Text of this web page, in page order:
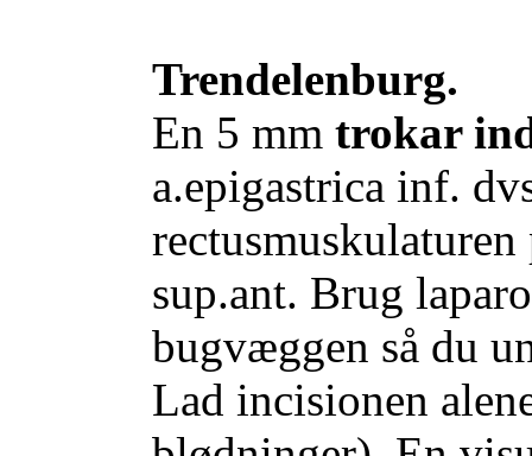
Trendelenburg.
En 5 mm trokar
a.epigastrica inf.
sup.ant. Brug
bugvæggen så du
Lad incisionen